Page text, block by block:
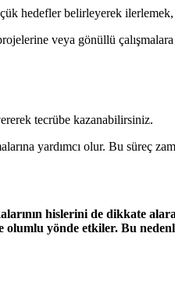
hedefler belirleyerek
veya gönüllü
tecrübe kazanabilirsiniz.
yardımcı olur. Bu süreç
hislerini de dikkate
yönde etkiler. Bu